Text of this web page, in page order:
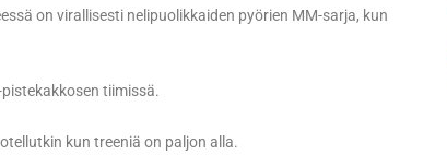
on virallisesti nelipuolikkaiden pyörien MM-sarja, kun
tiimissä.
kun treeniä on paljon alla.